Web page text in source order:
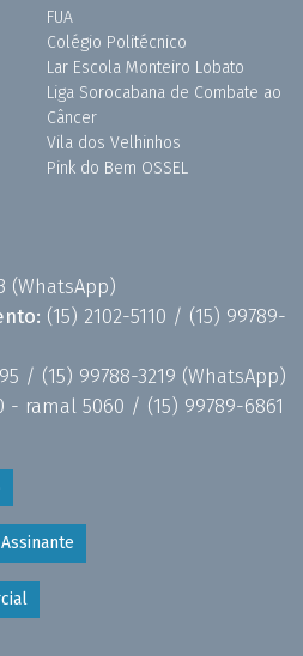
FUA
Colégio Politécnico
Lar Escola Monteiro Lobato
Liga Sorocabana de Combate ao
Câncer
Vila dos Velhinhos
Pink do Bem OSSEL
(WhatsApp)
(15) 2102-5110 / (15) 99789-
/ (15) 99788-3219 (WhatsApp)
- ramal 5060 / (15) 99789-6861